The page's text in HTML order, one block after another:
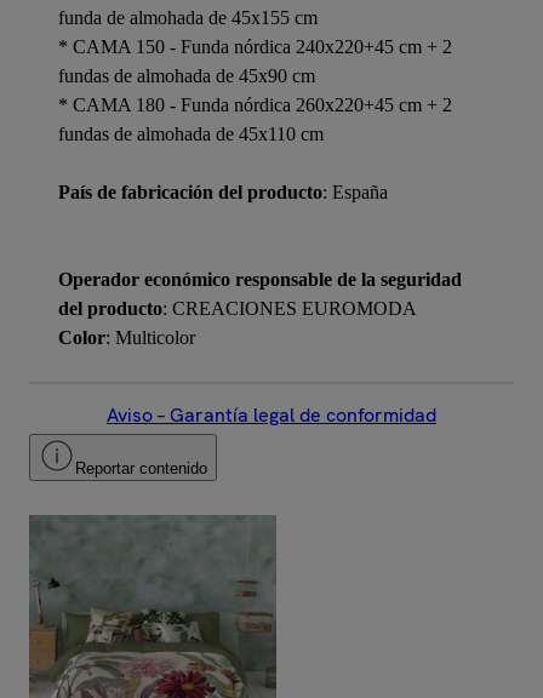
funda de almohada de 45x155 cm
* CAMA 150 - Funda nórdica 240x220+45 cm + 2
fundas de almohada de 45x90 cm
* CAMA 180 - Funda nórdica 260x220+45 cm + 2
fundas de almohada de 45x110 cm
País de fabricación del producto: España
Operador económico responsable de la seguridad
del producto: CREACIONES EUROMODA
Color: Multicolor
Aviso – Garantía legal de conformidad
Reportar contenido